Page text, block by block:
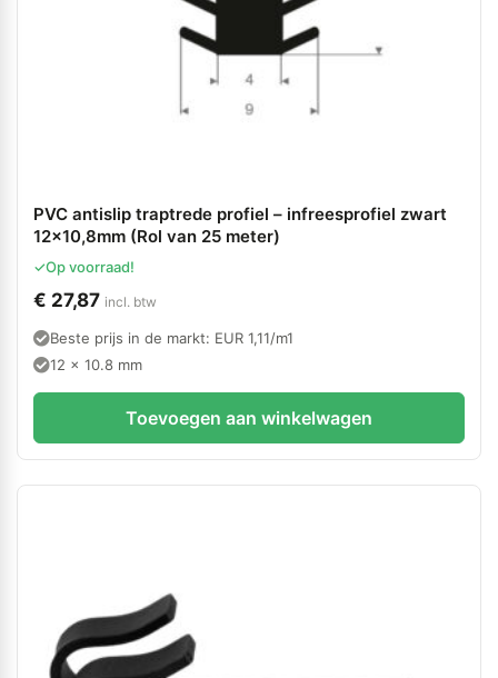
PVC antislip traptrede profiel – infreesprofiel zwart
12×10,8mm (Rol van 25 meter)
✓Op voorraad!
€ 27,87 incl. btw
Beste prijs in de markt: EUR 1,11/m1
12 x 10.8 mm
Toevoegen aan winkelwagen